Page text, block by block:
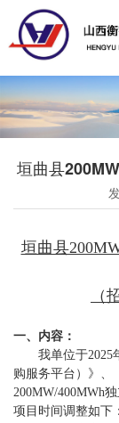
垣曲县
垣曲县
（
一、内容：
我单位于2025
购服务平台）》、
200MW/400MWh
项目时间调整如下：